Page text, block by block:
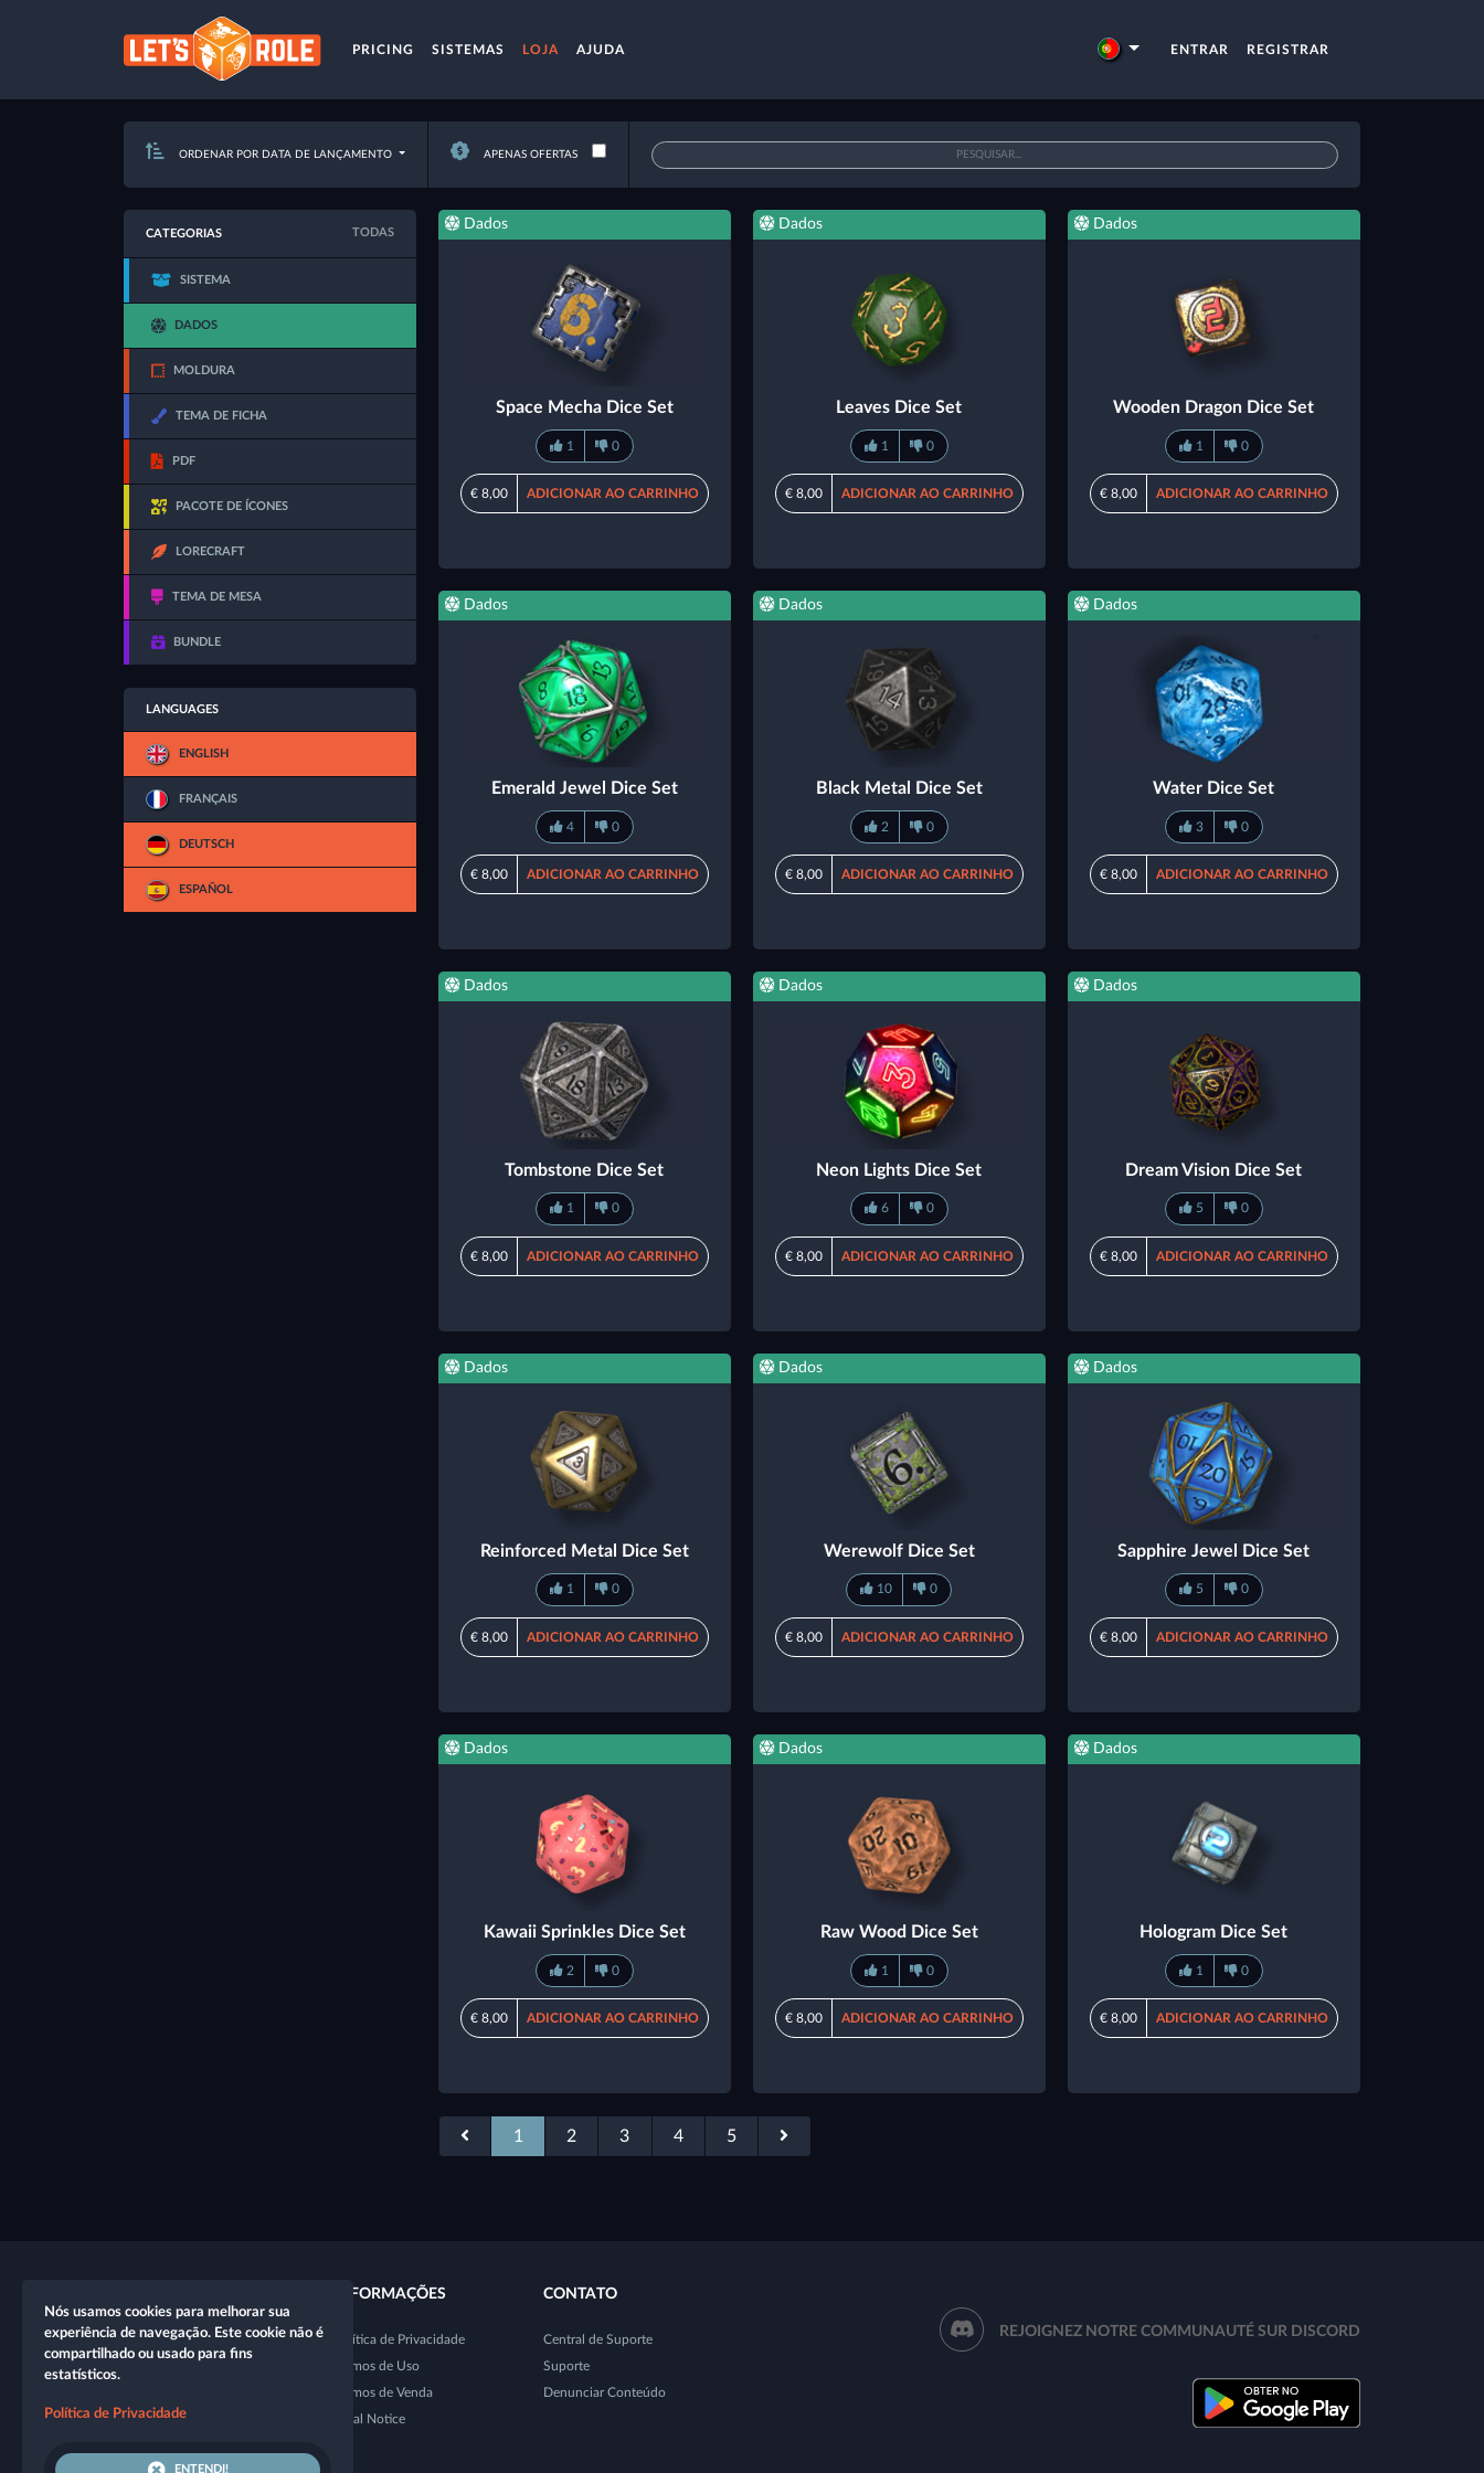
PRICING SISTEMAS LOJA AJUDA ENTRAR REGISTRAR
ORDENAR POR DATA DE LANÇAMENTO APENAS OFERTAS
CATEGORIAS TODAS
SISTEMA
DADOS
MOLDURA
TEMA DE FICHA
PDF
PACOTE DE ÍCONES
LORECRAFT
TEMA DE MESA
BUNDLE
LANGUAGES
ENGLISH
FRANÇAIS
DEUTSCH
ESPAÑOL
Dados
Space Mecha Dice Set
1 0
€ 8,00 ADICIONAR AO CARRINHO
Dados
Leaves Dice Set
1 0
€ 8,00 ADICIONAR AO CARRINHO
Dados
Wooden Dragon Dice Set
1 0
€ 8,00 ADICIONAR AO CARRINHO
Dados
Emerald Jewel Dice Set
4 0
€ 8,00 ADICIONAR AO CARRINHO
Dados
Black Metal Dice Set
2 0
€ 8,00 ADICIONAR AO CARRINHO
Dados
Water Dice Set
3 0
€ 8,00 ADICIONAR AO CARRINHO
Dados
Tombstone Dice Set
1 0
€ 8,00 ADICIONAR AO CARRINHO
Dados
Neon Lights Dice Set
6 0
€ 8,00 ADICIONAR AO CARRINHO
Dados
Dream Vision Dice Set
5 0
€ 8,00 ADICIONAR AO CARRINHO
Dados
Reinforced Metal Dice Set
1 0
€ 8,00 ADICIONAR AO CARRINHO
Dados
Werewolf Dice Set
10 0
€ 8,00 ADICIONAR AO CARRINHO
Dados
Sapphire Jewel Dice Set
5 0
€ 8,00 ADICIONAR AO CARRINHO
Dados
Kawaii Sprinkles Dice Set
2 0
€ 8,00 ADICIONAR AO CARRINHO
Dados
Raw Wood Dice Set
1 0
€ 8,00 ADICIONAR AO CARRINHO
Dados
Hologram Dice Set
1 0
€ 8,00 ADICIONAR AO CARRINHO
1 2 3 4 5
Novo personagem
Dice Tester
INFORMAÇÕES
Política de Privacidade
Termos de Uso
Termos de Venda
Legal Notice
CONTATO
Central de Suporte
Suporte
Denunciar Conteúdo
REJOIGNEZ NOTRE COMMUNAUTÉ SUR DISCORD
Nós usamos cookies para melhorar sua
experiência de navegação. Este cookie não é
compartilhado ou usado para fins
estatísticos.
Política de Privacidade
ENTENDI!